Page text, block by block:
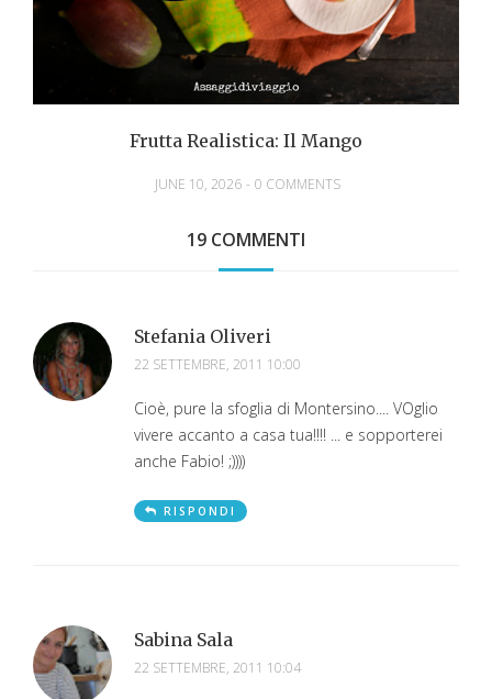
Frutta Realistica: Il Mango
JUNE 10, 2026 - 0 COMMENTS
19 COMMENTI
Stefania Oliveri
22 SETTEMBRE, 2011 10:00
Cioè, pure la sfoglia di Montersino.... VOglio
vivere accanto a casa tua!!!! ... e sopporterei
anche Fabio! ;))))
RISPONDI
Sabina Sala
22 SETTEMBRE, 2011 10:04